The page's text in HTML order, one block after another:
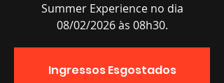
Summer Experience no dia
08/02/2026 às 08h30.
Ingressos Esgostados